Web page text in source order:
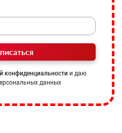
конфиденциальности и даю
данных